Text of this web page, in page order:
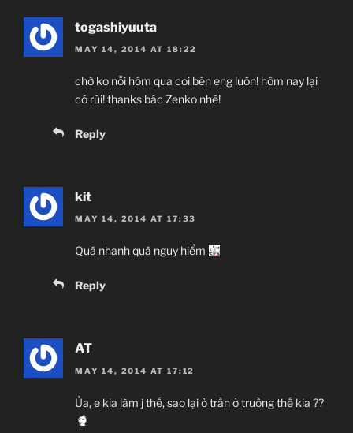
togashiyuuta
MAY 14, 2014 AT 18:22
chờ ko nỗi hôm qua coi bên eng luôn! hôm nay lại
có rùi! thanks bác Zenko nhé!
Reply
kit
MAY 14, 2014 AT 17:33
Quá nhanh quá nguy hiểm
Reply
AT
MAY 14, 2014 AT 17:12
Ủa, e kia làm j thế, sao lại ở trần ở truồng thế kia ??